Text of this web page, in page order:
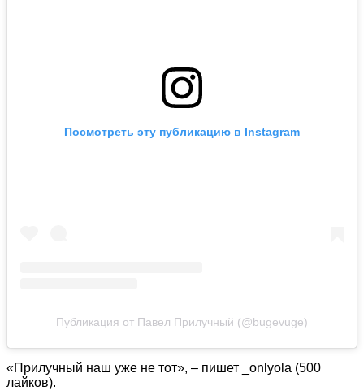
Посмотреть эту публикацию в Instagram
Публикация от Павел Прилучный (@bugevuge)
«Прилучный наш уже не тот», – пишет _onlyola (500
лайков).